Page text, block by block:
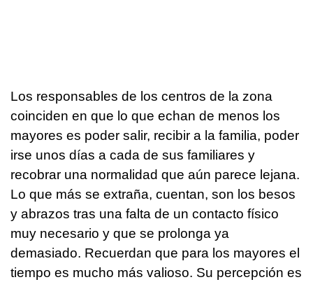
Los responsables de los centros de la zona
coinciden en que lo que echan de menos los
mayores es poder salir, recibir a la familia, poder
irse unos días a cada de sus familiares y
recobrar una normalidad que aún parece lejana.
Lo que más se extraña, cuentan, son los besos
y abrazos tras una falta de un contacto físico
muy necesario y que se prolonga ya
demasiado. Recuerdan que para los mayores el
tiempo es mucho más valioso. Su percepción es